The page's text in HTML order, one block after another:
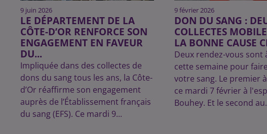
9 juin 2026
LE DÉPARTEMENT DE LA
CÔTE-D’OR RENFORCE SON
ENGAGEMENT EN FAVEUR
DU...
Impliquée dans des collectes de
dons du sang tous les ans, la Côte-
d’Or réaffirme son engagement
auprès de l’Établissement français
du sang (EFS). Ce mardi 9...
9 février 2026
DON DU SANG :
COLLECTES
LA BONNE CAUSE
Deux rendez-vous sont
cette semaine pour
votre sang. Le premier
ce mardi 7 février à
Bouhey. Et le second